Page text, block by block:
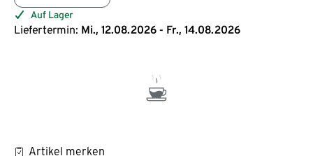
Auf Lager
Liefertermin: Mi., 12.08.2026 - Fr., 14.08.2026
Artikel merken